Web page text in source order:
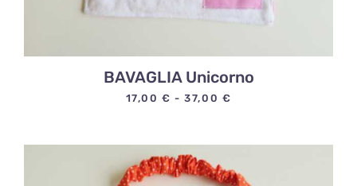
BAVAGLIA Unicorno
17,00€ - 37,00 €
17,00 €